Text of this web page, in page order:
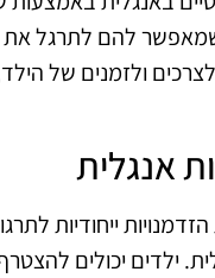
להם לתרגל
לצרכים ולזמנים של
אנגלית
ייחודיות
ילדים יכולים